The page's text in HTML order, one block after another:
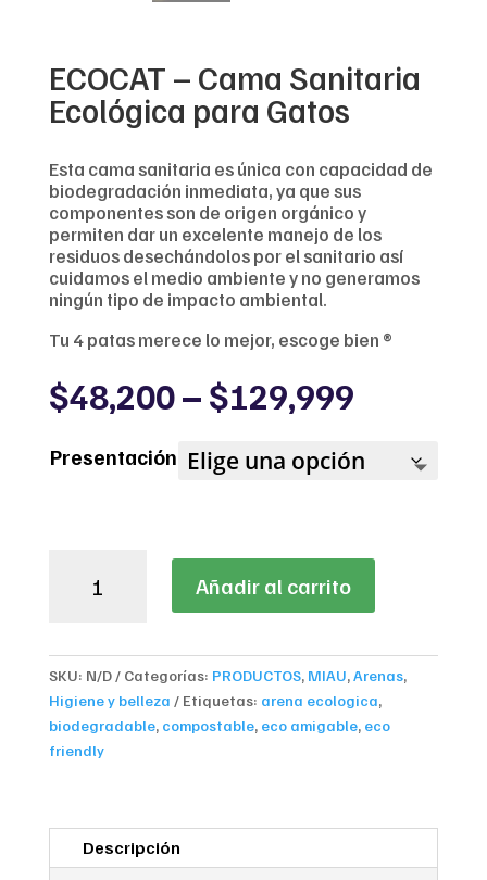
ECOCAT – Cama Sanitaria
Ecológica para Gatos
Esta cama sanitaria es única con capacidad de
biodegradación inmediata, ya que sus
componentes son de origen orgánico y
permiten dar un excelente manejo de los
residuos desechándolos por el sanitario así
cuidamos el medio ambiente y no generamos
ningún tipo de impacto ambiental.
Tu 4 patas merece lo mejor, escoge bien ®
$48,200– $129,999Price
through
Presentación
Ecológica
para
Gatos
cantidad
Añadir al carrito
SKU: N/D Categorías: PRODUCTOS, MIAU,Arenas,
Higiene y belleza
Etiquetas: arena ecologica,
biodegradable, compostable, eco amigable, eco
friendly
Descripción